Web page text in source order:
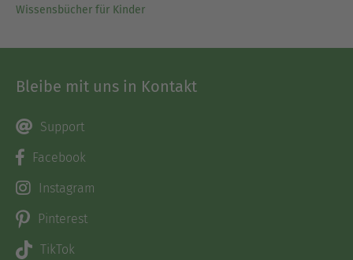
Wissensbücher für Kinder
Bleibe mit uns in Kontakt
Support
Facebook
Instagram
Pinterest
TikTok